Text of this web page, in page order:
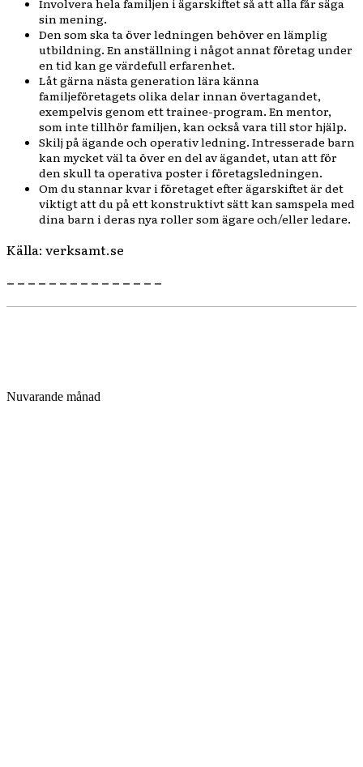
sin mening.
Den som ska ta över ledningen behöver en lämplig
utbildning. En anställning i något annat företag under
en tid kan ge värdefull erfarenhet.
Låt gärna nästa generation lära känna
familjeföretagets olika delar innan övertagandet,
exempelvis genom ett trainee-program. En mentor,
som inte tillhör familjen, kan också vara till stor hjälp.
Skilj på ägande och operativ ledning. Intresserade barn
kan mycket väl ta över en del av ägandet, utan att för
den skull ta operativa poster i företagsledningen.
Om du stannar kvar i företaget efter ägarskiftet är det
viktigt att du på ett konstruktivt sätt kan samspela med
dina barn i deras nya roller som ägare och/eller ledare.
Källa: verksamt.se
– – – – – – – – – – – – – – –
Nuvarande månad